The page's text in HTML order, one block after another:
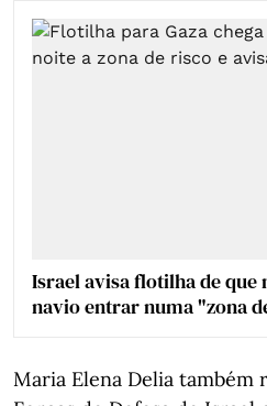
Israel avisa flotilha de que
navio entrar numa "zona
Maria Elena Delia também